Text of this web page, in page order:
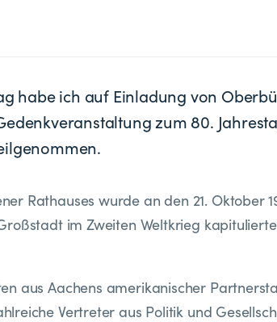
habe ich auf Einladung von
zum 80.
Rathauses wurde an den 21. Oktober
im Zweiten Weltkrieg
aus Aachens amerikanischer
Vertreter aus Politik und